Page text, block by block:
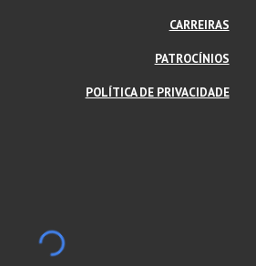
CARREIRAS
PATROCÍNIOS
POLÍTICA DE PRIVACIDADE